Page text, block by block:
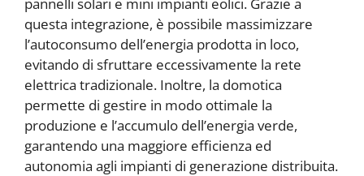
questa integrazione, è possibile massimizzare
l’autoconsumo dell’energia prodotta in loco,
evitando di sfruttare eccessivamente la rete
elettrica tradizionale. Inoltre, la domotica
permette di gestire in modo ottimale la
produzione e l’accumulo dell’energia verde,
garantendo una maggiore efficienza ed
autonomia agli impianti di generazione distribuita.